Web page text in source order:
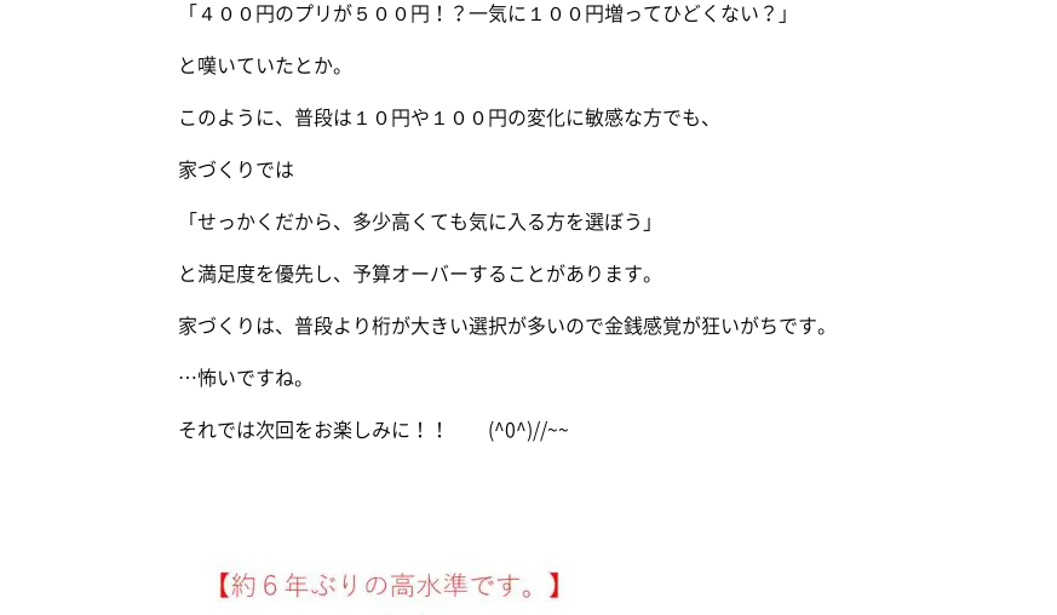
「４００円のプリが５００円！？一気に１００円増ってひどくない？」
と嘆いていたとか。
このように、普段は１０円や１００円の変化に敏感な方でも、
家づくりでは
「せっかくだから、多少高くても気に入る方を選ぼう」
と満足度を優先し、予算オーバーすることがあります。
家づくりは、普段より桁が大きい選択が多いので金銭感覚が狂いがちです。
…怖いですね。
それでは次回をお楽しみに！！ (^0^)//~~